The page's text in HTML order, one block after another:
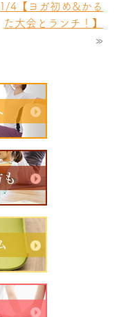
1/4【ヨガ初め&かる
た大会とランチ！】
»